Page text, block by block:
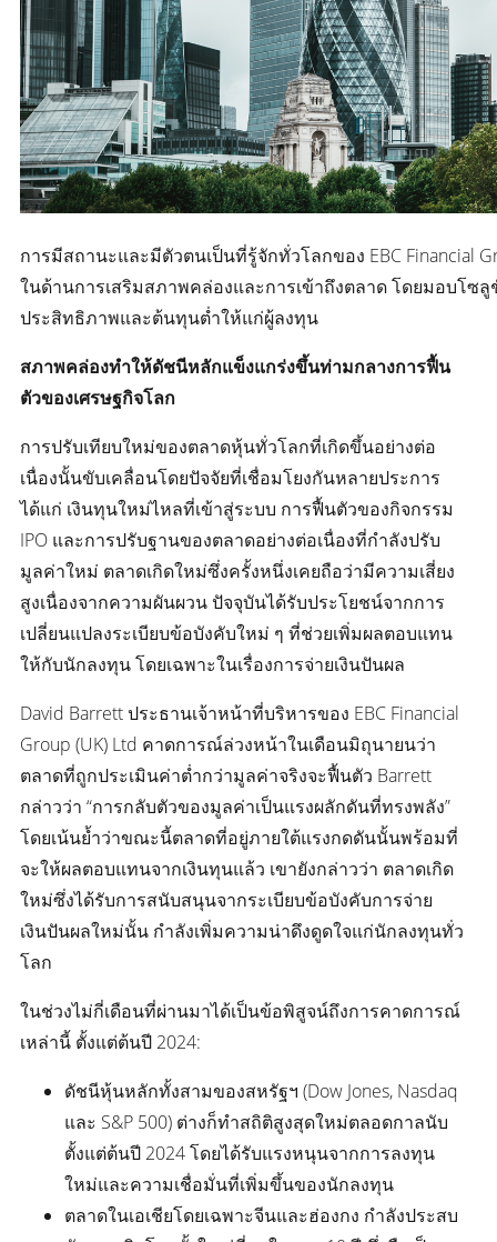
การมีสถานะและมีตัวตนเป็นที่รู้จักทั่วโลกของ EBC Financial
ในด้านการเสริมสภาพคล่องและการเข้าถึงตลาด โดยมอบโซ
ประสิทธิภาพและต้นทุนต่ำให้แก่ผู้ลงทุน
สภาพคล่องทำให้ดัชนีหลักแข็งแกร่งขึ้นท่ามกลางการฟื้น
ตัวของเศรษฐกิจโลก
การปรับเทียบใหม่ของตลาดหุ้นทั่วโลกที่เกิดขึ้นอย่างต่อ
เนื่องนั้นขับเคลื่อนโดยปัจจัยที่เชื่อมโยงกันหลายประการ
ได้แก่ เงินทุนใหม่ไหลที่เข้าสู่ระบบ การฟื้นตัวของกิจกรรม
IPO และการปรับฐานของตลาดอย่างต่อเนื่องที่กำลังปรับ
มูลค่าใหม่ ตลาดเกิดใหม่ซึ่งครั้งหนึ่งเคยถือว่ามีความเสี่ยง
สูงเนื่องจากความผันผวน ปัจจุบันได้รับประโยชน์จากการ
เปลี่ยนแปลงระเบียบข้อบังคับใหม่ ๆ ที่ช่วยเพิ่มผลตอบแทน
ให้กับนักลงทุน โดยเฉพาะในเรื่องการจ่ายเงินปันผล
David Barrett ประธานเจ้าหน้าที่บริหารของ EBC Financial
Group (UK) Ltd คาดการณ์ล่วงหน้าในเดือนมิถุนายนว่า
ตลาดที่ถูกประเมินค่าต่ำกว่ามูลค่าจริงจะฟื้นตัว Barrett
กล่าวว่า “การกลับตัวของมูลค่าเป็นแรงผลักดันที่ทรงพลัง”
โดยเน้นย้ำว่าขณะนี้ตลาดที่อยู่ภายใต้แรงกดดันนั้นพร้อมที่
จะให้ผลตอบแทนจากเงินทุนแล้ว เขายังกล่าวว่า ตลาดเกิด
ใหม่ซึ่งได้รับการสนับสนุนจากระเบียบข้อบังคับการจ่าย
เงินปันผลใหม่นั้น กำลังเพิ่มความน่าดึงดูดใจแก่นักลงทุนทั่ว
โลก
ในช่วงไม่กี่เดือนที่ผ่านมาได้เป็นข้อพิสูจน์ถึงการคาดการณ์
เหล่านี้ ตั้งแต่ต้นปี 2024:
ดัชนีหุ้นหลักทั้งสามของสหรัฐฯ (Dow Jones, Nasdaq
และ S&P 500) ต่างก็ทำสถิติสูงสุดใหม่ตลอดกาลนับ
ตั้งแต่ต้นปี 2024 โดยได้รับแรงหนุนจากการลงทุน
ใหม่และความเชื่อมั่นที่เพิ่มขึ้นของนักลงทุน
ตลาดในเอเชียโดยเฉพาะจีนและฮ่องกง กำลังประสบ